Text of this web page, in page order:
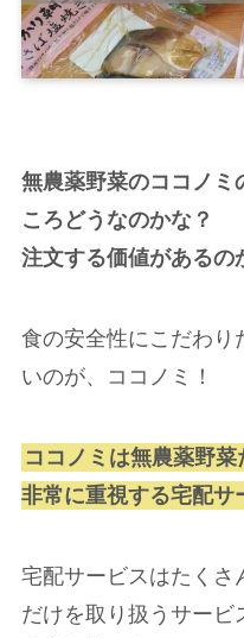
無農薬野菜のココノミ
ころどうなのかな？
注文する価値があるの
食の安全性にこだわり
いのが、ココノミ！
ココノミは無農薬野
非常に重視する宅配サ
宅配サービスはたくさ
だけを取り扱うサービ